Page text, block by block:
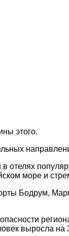
этого.
отелях
море и
Бодрум,
выросла